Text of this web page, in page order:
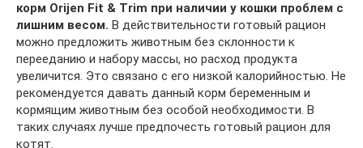
корм Orijen Fit & Trim при наличии у кошки проблем с
лишним весом. В действительности готовый рацион
можно предложить животным без склонности к
перееданию и набору массы, но расход продукта
увеличится. Это связано с его низкой калорийностью. Не
рекомендуется давать данный корм беременным и
кормящим животным без особой необходимости. В
таких случаях лучше предпочесть готовый рацион для
котят.